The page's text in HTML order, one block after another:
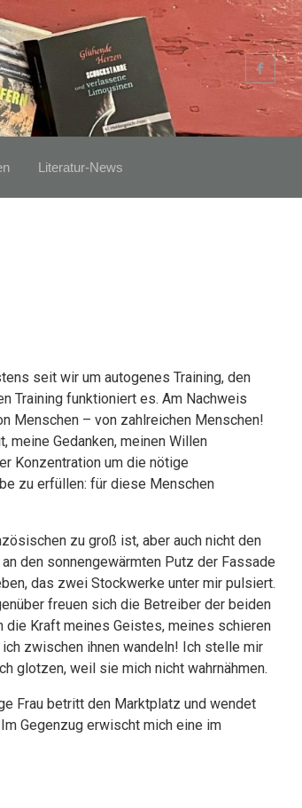
Literatur-News
seit wir um autogenes Training, den
Training funktioniert es. Am Nachweis
Menschen – von zahlreichen Menschen!
meine Gedanken, meinen Willen
Konzentration um die nötige
zu erfüllen: für diese Menschen
zu groß ist, aber auch nicht den
den sonnengewärmten Putz der Fassade
das zwei Stockwerke unter mir pulsiert.
freuen sich die Betreiber der beiden
Kraft meines Geistes, meines schieren
zwischen ihnen wandeln! Ich stelle mir
glotzen, weil sie mich nicht wahrnähmen.
Frau betritt den Marktplatz und wendet
Gegenzug erwischt mich eine im